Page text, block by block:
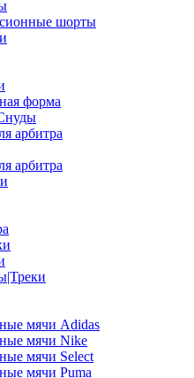
шорты
форма
арбитра
арбитра
мячи Adidas
мячи Nike
мячи Select
мячи Puma